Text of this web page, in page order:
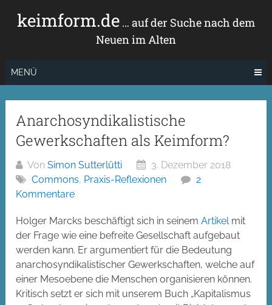
Inhaltkeimform.de… auf der Suche nach dem
Neuen im Alten
MENÜ
Anarchosyndikalistische
Gewerkschaften als Keimform?
VonSimon Sutterlütti
3. Dezember 2018
Commons, Praxis-Reflexionen
2
Kommentare
Holger Marcks beschäftigt sich in seinemArtikelmit
der Frage wie eine befreite Gesellschaft aufgebaut
werden kann. Er argumentiert für die Bedeutung
anarchosyndikalistischer Gewerkschaften, welche auf
einer Mesoebene die Menschen organisieren können.
Kritisch setzt er sich mit unserem Buch „Kapitalismus